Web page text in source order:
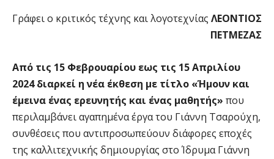
Γράφει ο κριτικός τέχνης και λογοτεχνίας ΛΕΟΝΤΙΟΣ
ΠΕΤΜΕΖΑΣ
Από τις 15 Φεβρουαρίου εως τις 15 Απριλίου
2024 διαρκεί η νέα έκθεση με τίτλο «Ήμουν και
έμεινα ένας ερευνητής και ένας μαθητής» που
περιλαμβάνει αγαπημένα έργα του Γιάννη Τσαρούχη,
συνθέσεις που αντιπροσωπεύουν διάφορες εποχές
της καλλιτεχνικής δημιουργίας στο Ίδρυμα Γιάννη